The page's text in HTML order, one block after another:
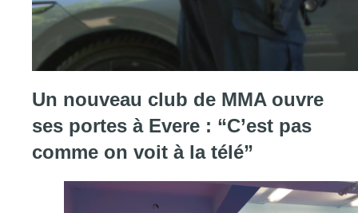
Consulter l'article "Marathon de contrôles de vitesse ce week-
Un nouveau club de MMA ouvre
ses portes à Evere : “C’est pas
comme on voit à la télé”